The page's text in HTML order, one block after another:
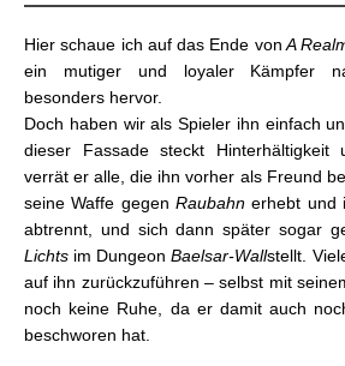
Hier schaue ich auf das Ende vonA
ein mutiger und loyaler Kämpfer
besonders hervor.
Doch haben wir als Spieler ihn einfach
dieser Fassade steckt Hinterhältigkeit
verrät er alle, die ihn vorher als Freund
seine Waffe gegen Raubahn erhebt und
abtrennt, und sich dann später sogar
Lichts im DungeonBaelsar-Wallstellt.
auf ihn zurückzuführen – selbst mit
noch keine Ruhe, da er damit auch
beschworen hat.